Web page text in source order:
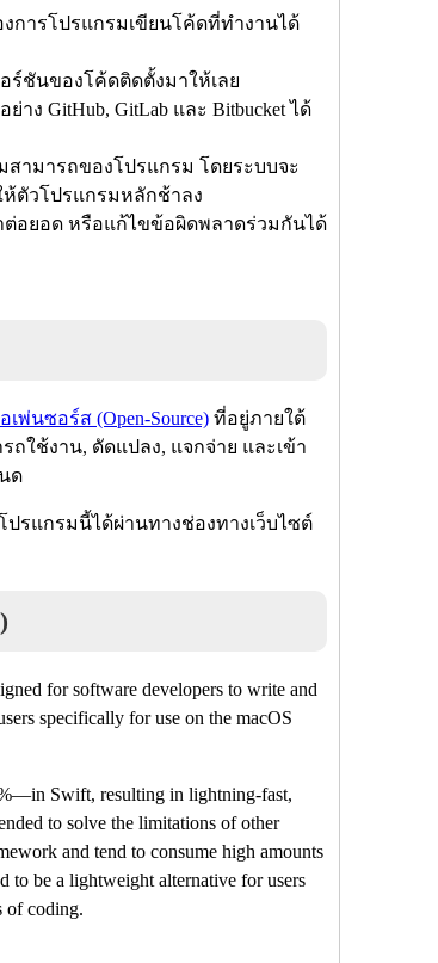
การโปรแกรมเขียนโค้ดที่ทำงานได้
ร์ชันของโค้ดติดตั้งมาให้เลย
ง GitHub, GitLab และ Bitbucket ได้
สามารถของโปรแกรม โดยระบบจะ
ห้ตัวโปรแกรมหลักช้าลง
อยอด หรือแก้ไขข้อผิดพลาดร่วมกันได้
เพ่นซอร์ส (Open-Source) ที่อยู่ภายใต้
ถใช้งาน, ดัดแปลง, แจกจ่าย และเข้า
ด
รแกรมนี้ได้ผ่านทางช่องทางเว็บไซต์
for software developers to write and
specifically for use on the macOS
Swift, resulting in lightning-fast,
to solve the limitations of other
and tend to consume high amounts
to be a lightweight alternative for users
of coding.